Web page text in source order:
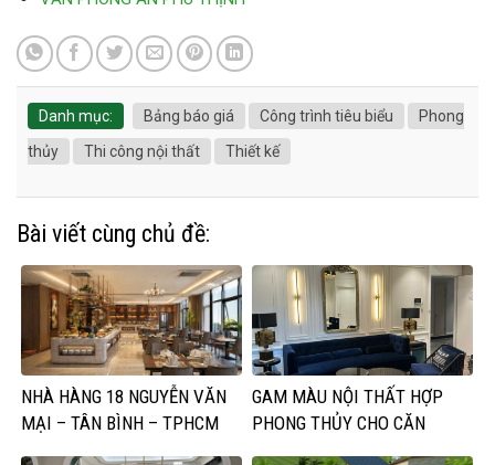
Danh mục: Bảng báo giá Công trình tiêu biểu
Phong
thủy
Thi công nội thất Thiết kế
Bài viết cùng chủ đề:
NHÀ HÀNG 18 NGUYỄN VĂN
MẠI – TÂN BÌNH – TPHCM
GAM MÀU NỘI THẤT HỢP
PHONG THỦY CHO CĂN